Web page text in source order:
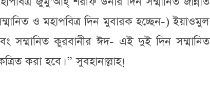
ও মহাপবিত্র দিন মুবারক হচ্ছেন-) ইয়াওমুল
সম্মানিত কুরবানীর ঈদ- এই দুই দিন সম্মানিত
করা হবে। ” সুবহানাল্লাহ!